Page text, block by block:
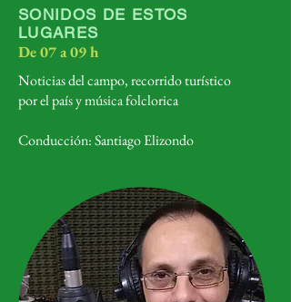
SONIDOS DE ESTOS
LUGARES
De 07 a 09 h
Noticias del campo, recorrido turístico
por el país y música folclorica
Conducción: Santiago Elizondo